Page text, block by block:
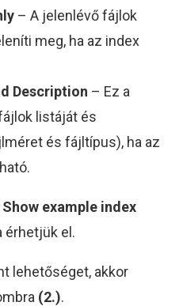
– A jelenlévő fájlok
meg, ha az index
Description – Ez a
listáját és
és fájltípus), ha az
Show example index
érhetjük el.
lehetőséget, akkor
(2.).